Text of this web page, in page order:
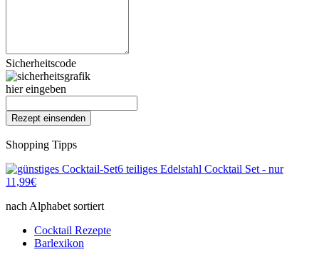
Sicherheitscode
hier eingeben
Shopping Tipps
6 teiliges Edelstahl Cocktail Set - nur
11,99€
nach Alphabet sortiert
Cocktail Rezepte
Barlexikon